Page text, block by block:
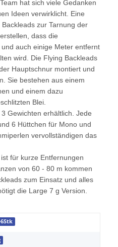
hat sich viele Gedanken
Ideen verwirklicht. Eine
zur Tarnung der
dass die
auch einige Meter entfernt
wird. Die Flying Backleads
Hauptschnur montiert und
Sie bestehen aus einem
und einem dazu
Blei.
Gewichten erhältlich. Jede
6 Hüttchen für Mono und
vervollständigen das
für kurze Entfernungen
von 60 - 80 m kommen
zum Einsatz und alles
die Large 7 g Version.